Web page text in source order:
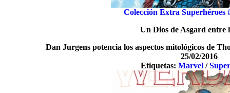
Colección Extra Superhéroes
Un Dios de Asgard entre
Dan Jurgens potencia los aspectos mitológicos de
25/02/2016
Etiquetas:Marvel /